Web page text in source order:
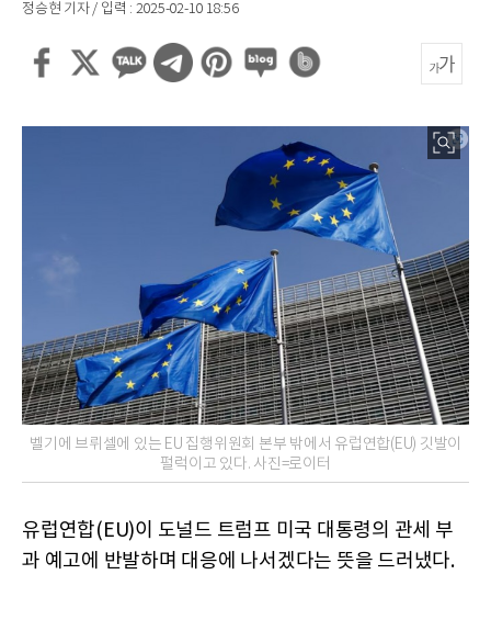
정승현 기자 / 입력 : 2025-02-10 18:56
벨기에 브뤼셀에 있는 EU 집행위원회 본부 밖에서 유럽연합(EU) 깃발이
펄럭이고 있다. 사진=로이터
유럽연합(EU)이 도널드 트럼프 미국 대통령의 관세 부
과 예고에 반발하며 대응에 나서겠다는 뜻을 드러냈다.